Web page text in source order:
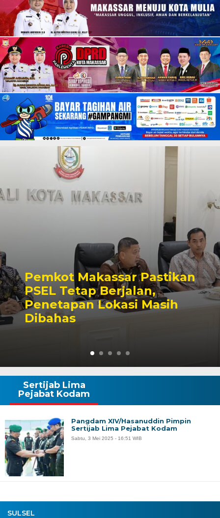
Pemkot Makassar Pastikan
PSEL Tetap Berjalan,
Penetapan Lokasi Masih
Dibahas
SULSEL
Sertijab Lima
Pejabat Kodam
Pangdam XIV/Hasanuddin Pimpin
Sertijab Lima Pejabat Kodam
Sabtu, 3 Mei 2025 - 16:51 WIB